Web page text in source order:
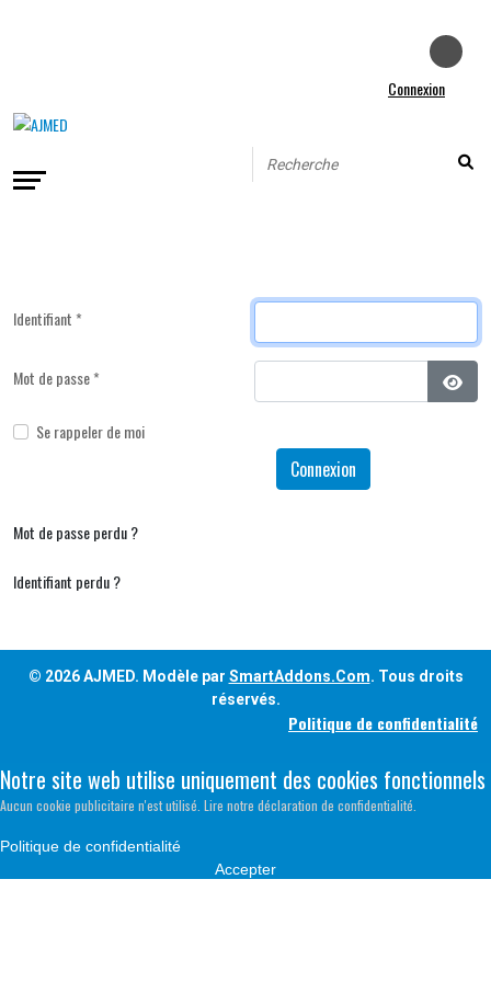
Connexion
Identifiant*
Mot de passe*
Se rappeler de moi
Connexion
Mot de passe perdu ?
Identifiant perdu ?
© 2026 AJMED. Modèle par SmartAddons.Com. Tous droits
réservés.
Politique de confidentialité
Notre site web utilise uniquement des cookies fonctionnels
Aucun cookie publicitaire n'est utilisé. Lire notre déclaration de confidentialité.
Politique de confidentialité
Accepter